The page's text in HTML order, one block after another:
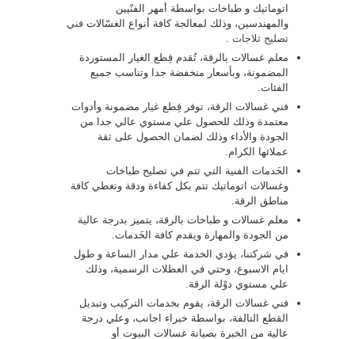
اتوماتيك و طباخات بواسطة أمهر الفنّيين
والمهندسين، وذلك لمعالجة كافة أنواع الغسّالات فني
تصليح ثلاجات
معلم غسالات بالرقة، تُقدم قِطع الغيار المستوردة
المضمونة، وبأسعار منخفضة جدا وتناسب جميع
الفئات.
فني غسالات الرقة، توفر قِطع غيار مضمونة وأدوات
معتمدة وذلك للحصول علي مستوي عالي جدا من
الجودة والأداء وذلك لضمان الحصول على ثقة
عملائها الكرام.
الخَدمات الفنية التي تتم في تصليح طباخات
وغسالات اتوماتيك تتم بكل كفاءة ودقة وتغطي كافة
مناطق الرقة.
معلم غسالات و طباخات بالرقة، يتميز بدرجة عالية
من الجودة والمهارة ويقدم كافة الخَدمات.
في شركتنا، يؤدي الخدمة علي مدار الساعة و طول
ايام الاسبوع، وحتي في العطلات الرسمية، وذلك
علي مستوي دوْلة الرقة.
فني غسالات الرقة، يقوم بخدمات التركيب وتبديل
القطع التالفة، بواسطة خبراء اجانب، وعلي درجة
عالية من الخبرة بصيانة غسالات البيوت أو